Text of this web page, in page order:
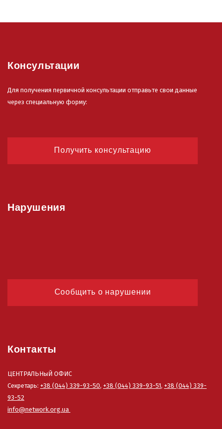
Консультации
Для получения первичной консультации отправьте свои данные
через специальную форму:
Получить консультацию
Нарушения
Сообщить о нарушении
Контакты
ЦЕНТРАЛЬНыЙ ОФИС
Секретарь: +38 (044) 339-93-50, +38 (044) 339-93-51, +38 (044) 339-
93-52
info@network.org.ua